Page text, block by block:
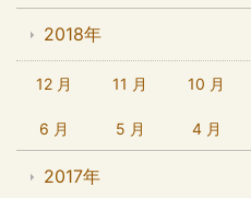
2018年
12 月 11 月 10 月
6 月 5 月 4 月
2017年